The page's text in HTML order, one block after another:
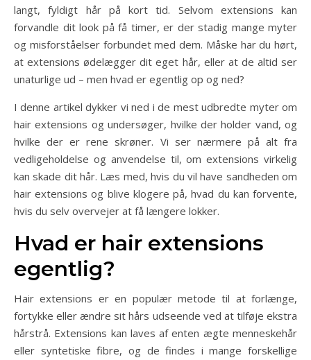
langt, fyldigt hår på kort tid. Selvom extensions kan
forvandle dit look på få timer, er der stadig mange myter
og misforståelser forbundet med dem. Måske har du hørt,
at extensions ødelægger dit eget hår, eller at de altid ser
unaturlige ud – men hvad er egentlig op og ned?
I denne artikel dykker vi ned i de mest udbredte myter om
hair extensions og undersøger, hvilke der holder vand, og
hvilke der er rene skrøner. Vi ser nærmere på alt fra
vedligeholdelse og anvendelse til, om extensions virkelig
kan skade dit hår. Læs med, hvis du vil have sandheden om
hair extensions og blive klogere på, hvad du kan forvente,
hvis du selv overvejer at få længere lokker.
Hvad er hair extensions
egentlig?
Hair extensions er en populær metode til at forlænge,
fortykke eller ændre sit hårs udseende ved at tilføje ekstra
hårstrå. Extensions kan laves af enten ægte menneskehår
eller syntetiske fibre, og de findes i mange forskellige